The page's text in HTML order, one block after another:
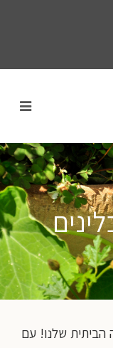
הביתית שלנו! עם